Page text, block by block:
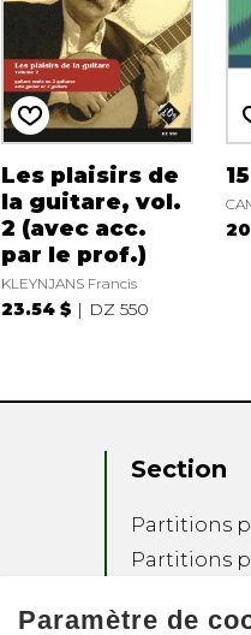
Les plaisirs de
la guitare, vol.
2 (avec acc.
par le prof.)
KLEYNJANS Francis
23.54 $ DZ 550
Section
Partitions
Partitions
Partitions
Paramètre de